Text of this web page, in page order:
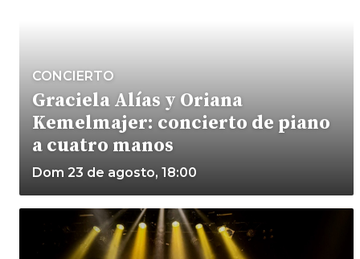
CONCIERTO
Graciela Alías y Oriana
Kemelmajer: concierto de piano
a cuatro manos
Dom 23 de agosto, 18:00